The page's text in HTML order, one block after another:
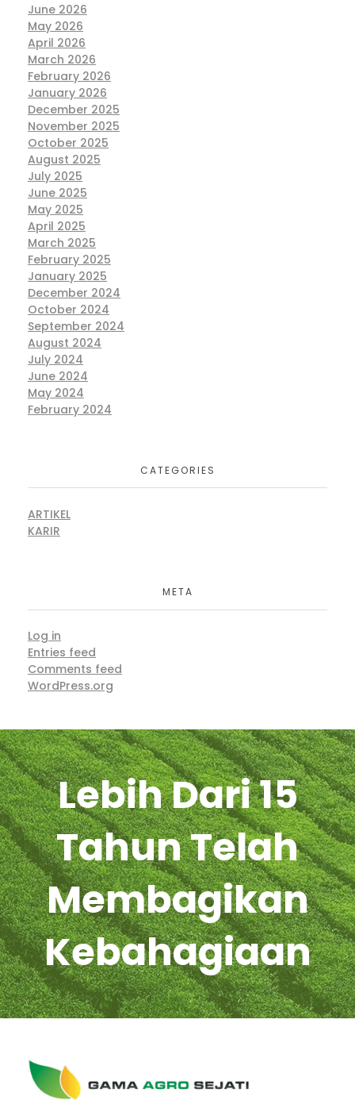
June 2026
May 2026
April 2026
March 2026
February 2026
January 2026
December 2025
November 2025
October 2025
August 2025
July 2025
June 2025
May 2025
April 2025
March 2025
February 2025
January 2025
December 2024
October 2024
September 2024
August 2024
July 2024
June 2024
May 2024
February 2024
CATEGORIES
ARTIKEL
KARIR
META
Log in
Entries feed
Comments feed
WordPress.org
Lebih Dari 15
Tahun Telah
Membagikan
Kebahagiaan